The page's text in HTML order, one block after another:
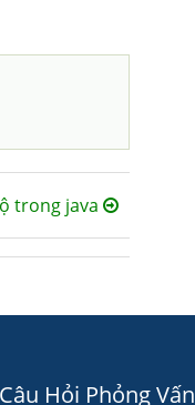
trong java
Câu Hỏi Phỏng Vấn